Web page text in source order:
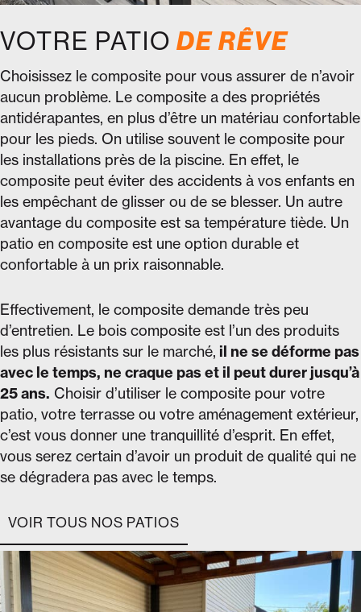
VOTRE PATIO DE RÊVE
Choisissez le composite pour vous assurer de n’avoir
aucun problème. Le composite a des propriétés
antidérapantes, en plus d’être un matériau confortable
pour les pieds. On utilise souvent le composite pour
les installations près de la piscine. En effet, le
composite peut éviter des accidents à vos enfants en
les empêchant de glisser ou de se blesser. Un autre
avantage du composite est sa température tiède. Un
patio en composite est une option durable et
confortable à un prix raisonnable.
Effectivement, le composite demande très peu
d’entretien. Le bois composite est l’un des produits
les plus résistants sur le marché, il ne se déforme pas
avec le temps, ne craque pas et il peut durer jusqu’à
25 ans. Choisir d’utiliser le composite pour votre
patio, votre terrasse ou votre aménagement extérieur,
c’est vous donner une tranquillité d’esprit. En effet,
vous serez certain d’avoir un produit de qualité qui ne
se dégradera pas avec le temps.
VOIR TOUS NOS PATIOS